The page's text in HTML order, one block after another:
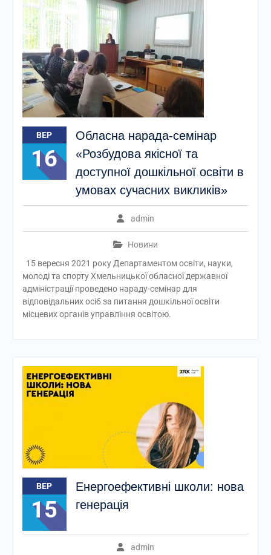
ВЕР
16
Обласна нарада-семінар
«Розбудова якісної та
доступної дошкільної освіти в
умовах сучасних викликів»
admin
Новини
15 вересня 2021 року Департаментом освіти, науки,
молоді та спорту Хмельницької обласної державної
адміністрації проведено нараду-семінар для
відповідальних осіб за питання дошкільної освіти
місцевих органів управління освітою.
ВЕР
15
Енергоефективні школи: нова
генерація
admin